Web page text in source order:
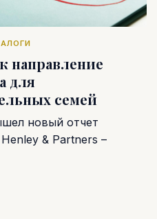
направление
для
семей
новый отчет
& Partners –